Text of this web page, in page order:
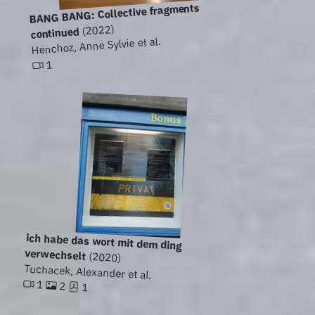
BANG BANG: Collective fragments
continued (2022)
Henchoz, Anne Sylvie et al.
1
ich habe das wort mit dem ding
verwechselt (2020)
Tuchacek, Alexander et al.
1 2 1